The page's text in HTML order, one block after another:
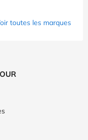
toutes les marques